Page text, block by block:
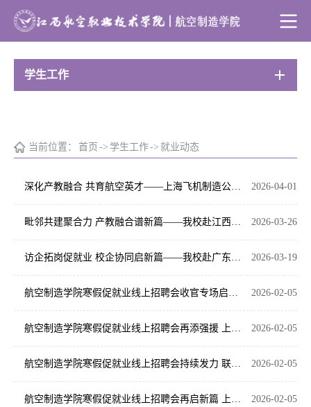
学生工作
当前位置： 首页 -> 学生工作-> 就业动态
2026-04-01
深化产教融合 共育航空英才——上海飞机制造公司一行来校开展“上飞”订单班考查评估与交流
2026-03-26
毗邻共建聚合力 产教融合谱新篇——我校赴江西喆航航空科技有限公司开展全方位校企合作调研
2026-03-19
访企拓岗促就业 校企协同启新篇——我校赴广东新能德集团开展专项走访调研
2026-02-05
航空制造学院寒假促就业线上招聘会收官专场启幕 南京欣旺达新能源携新能源岗位广纳英才
2026-02-05
航空制造学院寒假促就业线上招聘会再添强援 上汽集团携核心制造岗位赋能学子就业
2026-02-05
航空制造学院寒假促就业线上招聘会持续发力 联合汽车电子携核心岗位精准纳才
2026-02-05
航空制造学院寒假促就业线上招聘会再启新篇 上海海昌海洋公园跨界揽才